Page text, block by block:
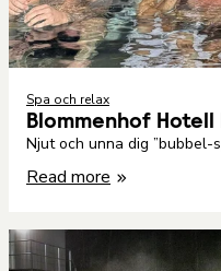
Spa och relax
Blommenhof
Njut och unna dig ”bubbel-
Read more